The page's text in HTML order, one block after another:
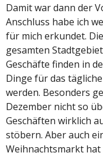
Damit war dann der
Anschluss habe ich
für mich erkundet.
gesamten
Geschäfte finden in
Dinge für das
werden. Besonders
Dezember nicht so
Geschäften wirklich
stöbern. Aber auch
Weihnachtsmarkt hat